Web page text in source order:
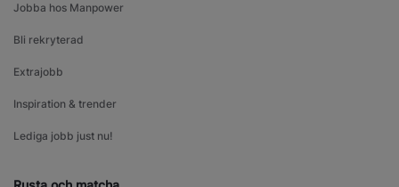
Jobba hos Manpower
Bli rekryterad
Extrajobb
Inspiration & trender
Lediga jobb just nu!